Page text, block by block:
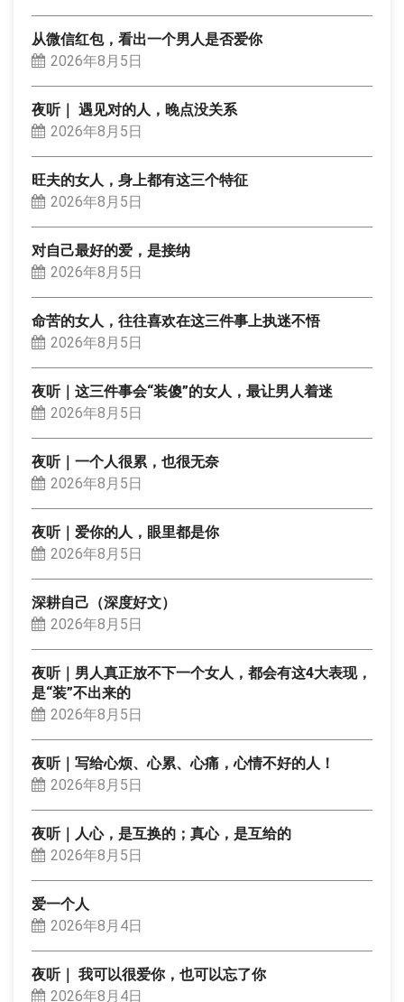
从微信红包，看出一个男人是否爱你
2026年8月5日
夜听｜ 遇见对的人，晚点没关系
2026年8月5日
旺夫的女人，身上都有这三个特征
2026年8月5日
对自己最好的爱，是接纳
2026年8月5日
命苦的女人，往往喜欢在这三件事上执迷不悟
2026年8月5日
夜听｜这三件事会“装傻”的女人，最让男人着迷
2026年8月5日
夜听｜一个人很累，也很无奈
2026年8月5日
夜听｜爱你的人，眼里都是你
2026年8月5日
深耕自己（深度好文）
2026年8月5日
夜听｜男人真正放不下一个女人，都会有这4大表现，
是“装”不出来的
2026年8月5日
夜听｜写给心烦、心累、心痛，心情不好的人！
2026年8月5日
夜听｜人心，是互换的；真心，是互给的
2026年8月5日
爱一个人
2026年8月4日
夜听｜ 我可以很爱你，也可以忘了你
2026年8月4日